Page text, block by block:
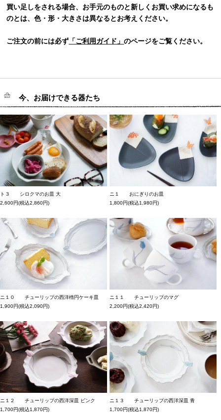
買い足しをされる場合、お手元のものと新しくお買い求めになるも
のとは、色・形・大きさは異なるとお考えください。
ご注文の前には必ず 「ご利用ガイド」のページをご覧ください。
今、お届けできる器たち
ト３ シロクマのお皿 大
2,600円(税込2,860円)
ニ１ おにぎりのお皿
1,800円(税込1,980円)
ニ１０ チューリップの西洋楕円ケーキ皿
1,900円(税込2,090円)
ニ１１ チューリップのマグ
2,200円(税込2,420円)
ニ１２ チューリップの西洋深皿 ピンク
1,700円(税込1,870円)
ニ１３ チューリップの西洋深皿 青
1,700円(税込1,870円)